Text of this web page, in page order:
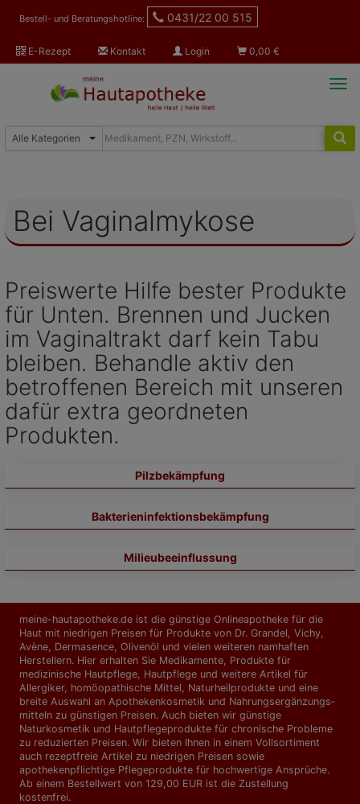
Bestell- und Beratungshotline: 0431/22 00 515
E-Rezept Kontakt Login 0,00 €
Bei Vaginalmykose
Preiswerte Hilfe bester Produkte
für Unten. Brennen und Jucken
im Vaginaltrakt darf kein Tabu
bleiben. Behandle aktiv den
betroffenen Bereich mit unseren
dafür extra geordneten
Produkten.
Pilzbekämpfung
Bakterieninfektionsbekämpfung
Milieubeeinflussung
meine-hautapotheke.de ist die günstige Onlineapotheke für die
Haut mit niedrigen Preisen für Produkte von Dr. Grandel, Vichy,
Avène, Dermasence, Olivenöl und vielen weiteren namhaften
Herstellern. Hier erhalten Sie Medikamente, Produkte für
medizinische Hautpflege, Hautpflege und weitere Artikel für
Allergiker, homöopathische Mittel, Naturheilprodukte und eine
breite Auswahl an Apothekenkosmetik und Nahrungs­ergänzungs­
mitteln zu günstigen Preisen. Auch bieten wir günstige
Naturkosmetik und Hautpflegeprodukte für chronische Probleme
zu reduzierten Preisen. Wir bieten Ihnen in einem Vollsortiment
auch rezeptfreie Artikel zu niedrigen Preisen sowie
apothekenpflichtige Pflegeprodukte für hochwertige Ansprüche.
Ab einem Bestellwert von 129,00 EUR ist die Zustellung
kostenfrei.